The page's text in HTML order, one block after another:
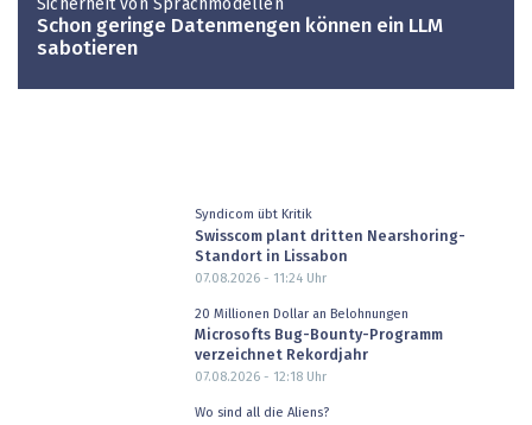
Sicherheit von Sprachmodellen
Schon geringe Datenmengen können ein LLM
sabotieren
Syndicom übt Kritik
Swisscom plant dritten Nearshoring-
Standort in Lissabon
07.08.2026 - 11:24Uhr
20 Millionen Dollar an Belohnungen
Microsofts Bug-Bounty-Programm
verzeichnet Rekordjahr
07.08.2026 - 12:18Uhr
Wo sind all die Aliens?